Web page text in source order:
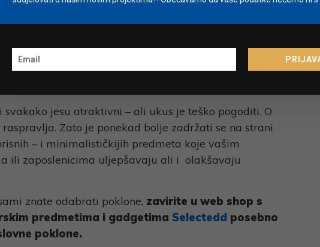
predmet koji je originalan, čiji dizajn i izrada prenose
i kvalitete. Prepoznati predmete koji će izazvati
tražikontinuirano praćenje trendova, poznavanje ljudi i
istančan ukus.
jesu atraktivni – ali ukus je teško pogoditi. O
raspravlja. Zato je ponekad bolje zadržati se na strani
– i minimalističkijih predmeta koje vašim
ili zaposlenicima uljepšavaju ali i olakšavaju
znate odabrati poklone, zavirite u web shop s
predmetima i gadgetima Selectedd posebno
poklone.